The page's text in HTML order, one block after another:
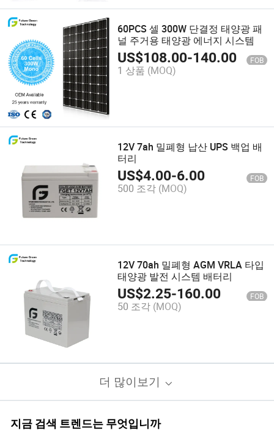
60PCS 셀 300W 단결정 태양광 패
널 주거용 태양광 에너지 시스템
US$108.00-140.00 FOB
1 상품 (MOQ)
12V 7ah 밀폐형 납산 UPS 백업 배
터리
US$4.00-6.00 FOB
500 조각 (MOQ)
12V 70ah 밀폐형 AGM VRLA 타입
태양광 발전 시스템 배터리
US$2.25-160.00 FOB
50 조각 (MOQ)
더 많이보기
지금 검색 트렌드는 무엇입니까